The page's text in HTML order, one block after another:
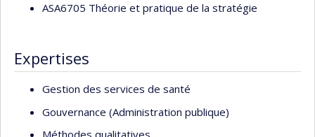
ASA6705 Théorie et pratique de la stratégie
Expertises
Gestion des services de santé
Gouvernance (Administration publique)